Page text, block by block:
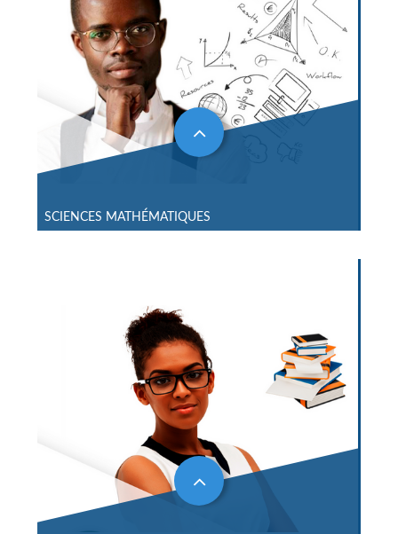
SCIENCES MATHÉMATIQUES